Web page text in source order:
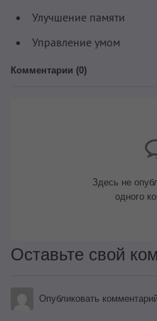
Улучшение памяти
Управление умом
Комментарии (0)
Здесь не
одного
Оставьте свой
Опубликовать